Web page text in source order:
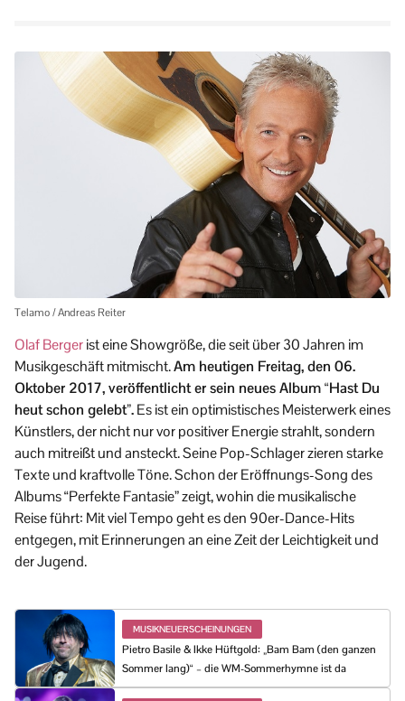
Telamo / Andreas Reiter
Olaf Bergerist eine Showgröße, die seit über 30 Jahren im
Musikgeschäft mitmischt.Am heutigen Freitag, den 06.
Oktober 2017, veröffentlicht er sein neues Album “Hast Du
heut schon gelebt”.Es ist ein optimistisches Meisterwerk eines
Künstlers, der nicht nur vor positiver Energie strahlt, sondern
auch mitreißt und ansteckt. Seine Pop-Schlager zieren starke
Texte und kraftvolle Töne. Schon der Eröffnungs-Song des
Albums “Perfekte Fantasie” zeigt, wohin die musikalische
Reise führt: Mit viel Tempo geht es den 90er-Dance-Hits
entgegen, mit Erinnerungen an eine Zeit der Leichtigkeit und
der Jugend.
MUSIKNEUERSCHEINUNGEN
Pietro Basile & Ikke Hüftgold: „Bam Bam (den ganzen
Sommer lang)“ – die WM-Sommerhymne ist da